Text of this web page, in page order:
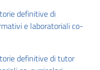
definitive di
e laboratoriali co-
definitive di tutor